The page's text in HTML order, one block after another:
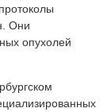
Они
опухолей